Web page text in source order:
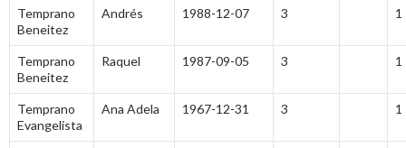
Temprano
Beneitez
Andrés 1988-12-07 3 1
Temprano
Beneitez
Raquel 1987-09-05 3 1
Temprano
Evangelista
Ana Adela 1967-12-31 3 1